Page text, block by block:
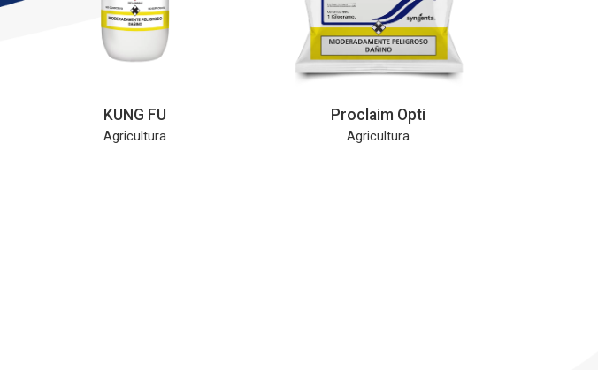
KUNG FU
Agricultura
Proclaim Opti
Agricultura